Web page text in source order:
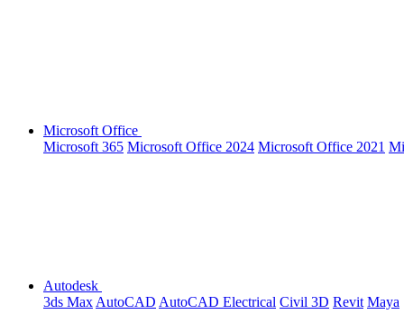
Microsoft Office
Microsoft 365 Microsoft Office 2024 Microsoft Office 2021
Autodesk
3ds Max AutoCAD AutoCAD Electrical Civil 3D Revit Maya